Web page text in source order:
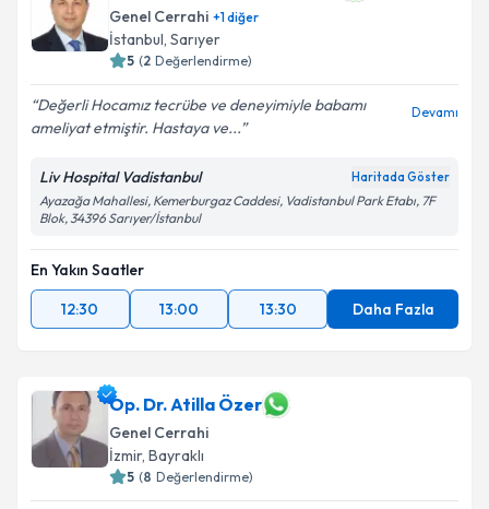
Genel Cerrahi +1diğer
İstanbul, Sarıyer
5 (2 Değerlendirme)
Değerli Hocamız tecrübe ve deneyimiyle babamı
ameliyat etmiştir. Hastaya ve...
Devamı
Liv Hospital Vadistanbul Haritada Göster
Ayazağa Mahallesi, Kemerburgaz Caddesi, Vadistanbul Park Etabı, 7F
Blok, 34396 Sarıyer/İstanbul
En Yakın Saatler
12:30
13:00 13:30 Daha Fazla
Op. Dr. Atilla Özer
Genel Cerrahi
İzmir, Bayraklı
5 (8 Değerlendirme)